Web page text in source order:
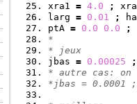
xra1 = 4.0 ;
larg = 0.01 ;
ptA = 0.0 0.0 ;
*
* jeux
jbas = 0.00025
;
* autre cas: on
*jbas = 0.0001